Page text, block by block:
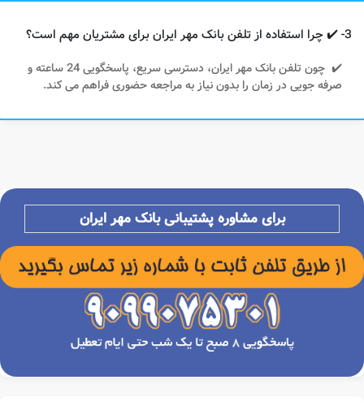
3- ✔️ چرا استفاده از تلفن بانک مهر ایران برای مشتریان مهم است؟
✔️ چون تلفن بانک مهر ایران، دسترسی سریع، پاسخگویی 24 ساعته و
صرفه‌ جویی در زمان را بدون نیاز به مراجعه حضوری فراهم می‌ کند.
برای مشاوره پشتیبانی بانک مهر ایران